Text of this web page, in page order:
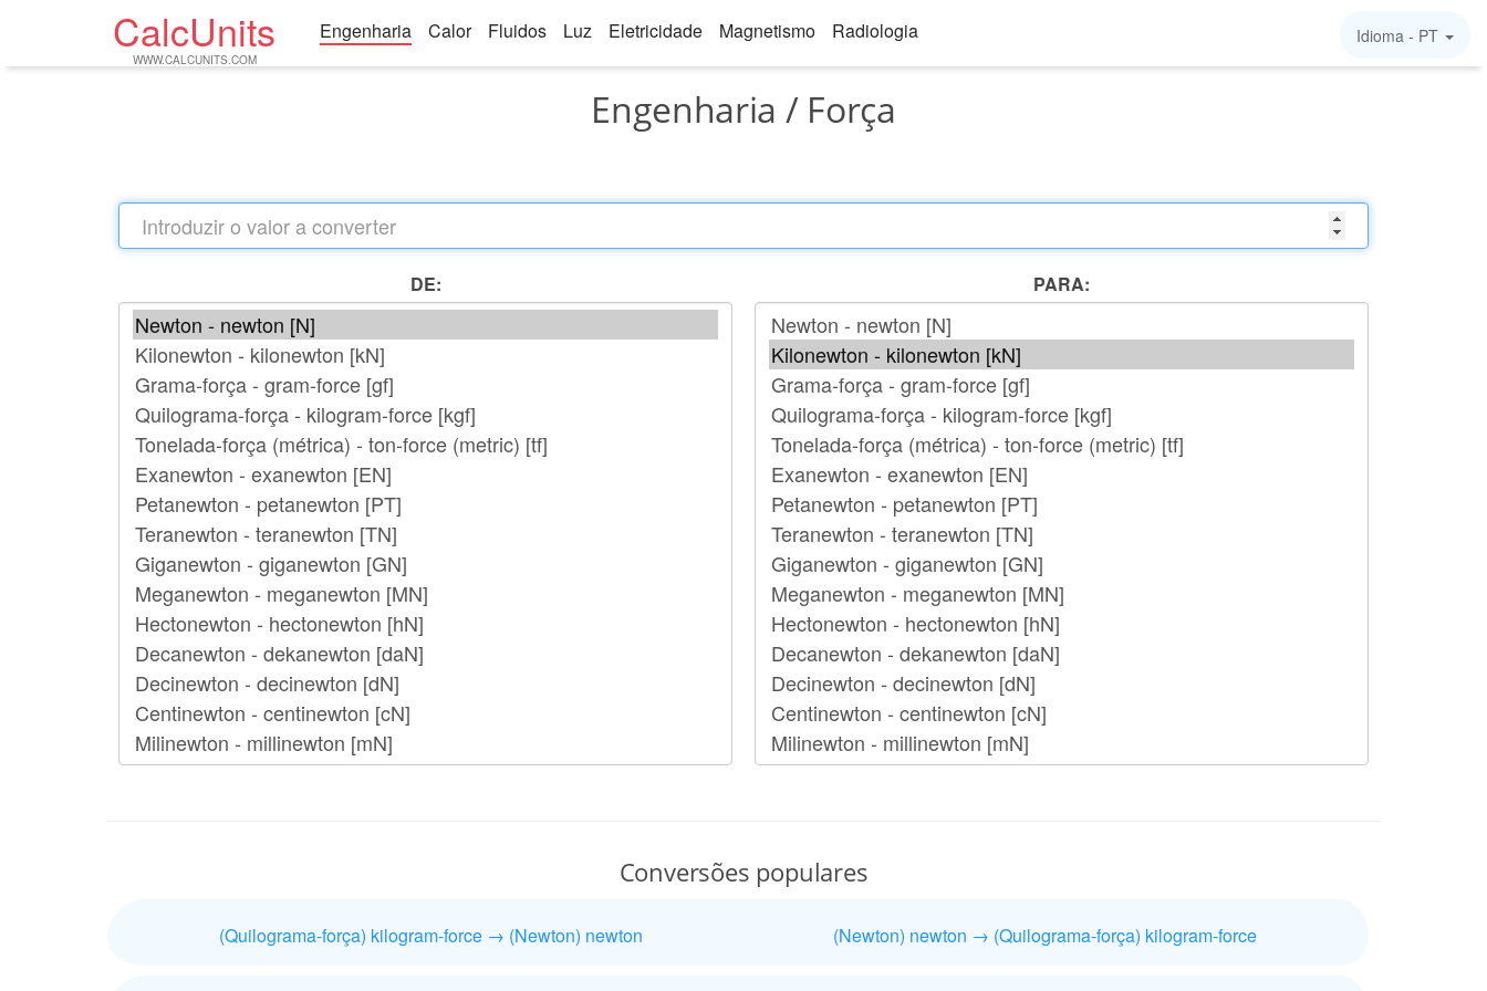
CalcUnits
WWW.CALCUNITS.COM
Engenharia Calor Fluidos Luz Eletricidade Magnetismo Radiologia Idioma - PT
Engenharia / Força
DE: PARA:
Conversões populares
(Quilograma-força) kilogram-force → (Newton) newton (Newton) newton → (Quilograma-força) kilogram-force